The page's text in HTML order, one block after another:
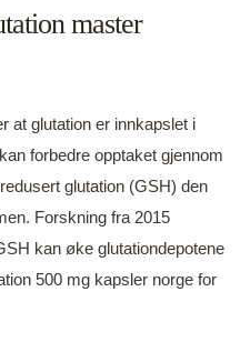
master
at glutation er innkapslet i
forbedre opptaket gjennom
glutation (GSH) den
Forskning fra 2015
kan øke glutationdepotene
500 mg kapsler norge for